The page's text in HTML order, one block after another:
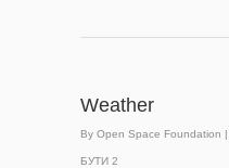
Weather
By Open Space Foundation |
БУТИ 2